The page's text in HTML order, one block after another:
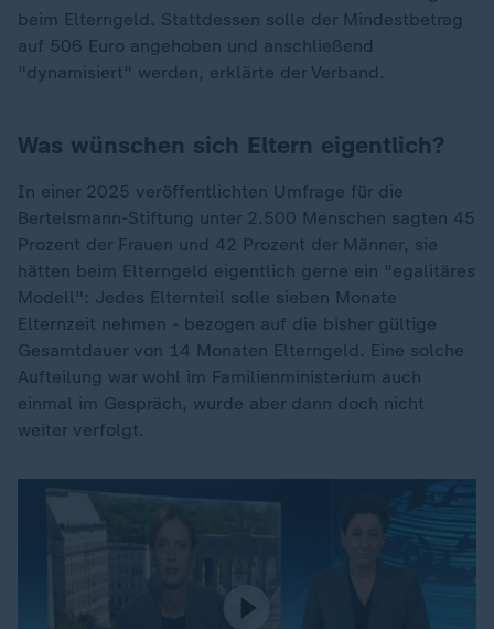
beim Elterngeld. Stattdessen solle der Mindestbetrag
auf 506 Euro angehoben und anschließend
"dynamisiert" werden, erklärte der Verband.
Was wünschen sich Eltern eigentlich?
In einer 2025 veröffentlichten Umfrage für die
Bertelsmann-Stiftung unter 2.500 Menschen sagten 45
Prozent der Frauen und 42 Prozent der Männer, sie
hätten beim Elterngeld eigentlich gerne ein "egalitäres
Modell": Jedes Elternteil solle sieben Monate
Elternzeit nehmen - bezogen auf die bisher gültige
Gesamtdauer von 14 Monaten Elterngeld. Eine solche
Aufteilung war wohl im Familienministerium auch
einmal im Gespräch, wurde aber dann doch nicht
weiter verfolgt.